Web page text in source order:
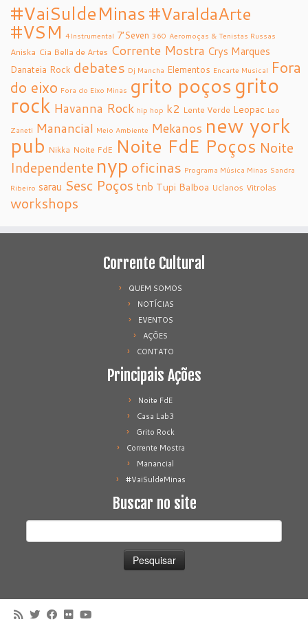
#VaiSuldeMinas #VaraldaArte
#VSM 4Instrumental 7’Seven 360 Aeromoças & Tenistas Russas
Aniska Cia Bella de Artes Corrente Mostra Crys Marques
Danateia Rock debates Dj Mancha Elementos Encarte Musical Fora
do eixo Fora do Eixo Minas grito poçosgrito
rock Havanna Rock hip hop k2 Lente Verde Leopac Leo
Zaneti Manancial Meio Ambiente Mekanos new york
pub Nikka Noite FdE Noite FdE Poços Noite
Independente nyp oficinas Programa Música Minas Sandra
Ribeiro sarau Sesc Poços tnb Tupi Balboa Uclanos Vitrolas
workshops
Corrente Cultural
QUEM SOMOS
NOTÍCIAS
EVENTOS
AÇÕES
CONTATO
Principais Ações
Noite FdE
Casa Lab3
Grito Rock
Corrente Mostra
Manancial
#VaiSuldeMinas
Buscar no site